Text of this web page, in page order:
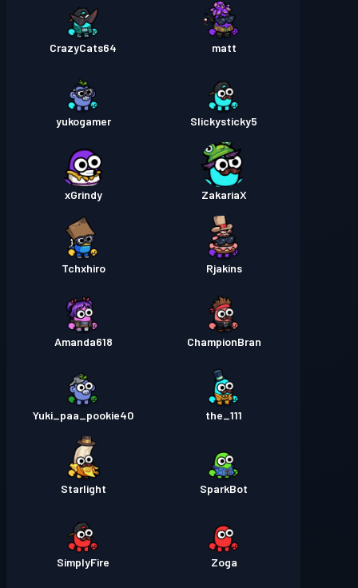
matt
CrazyCats64
Slickysticky5
yukogamer
ZakariaX
xGrindy
Rjakins
Tchxhiro
ChampionBran
Amanda618
the_111
Yuki_paa_pookie40
SparkBot
Starlight
Zoga
SimplyFire